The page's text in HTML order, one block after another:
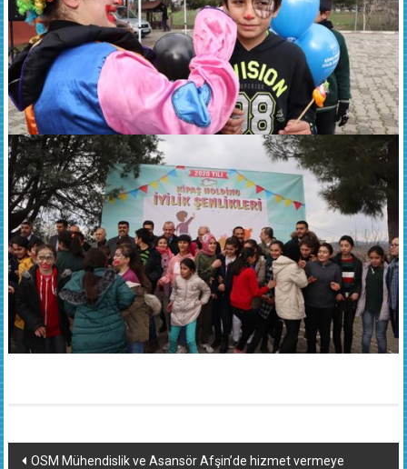
Yazı
OSM Mühendislik ve Asansör Afşin’de hizmet vermeye